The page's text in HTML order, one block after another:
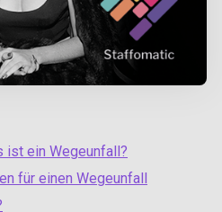
ist ein Wegeunfall?
für einen Wegeunfall